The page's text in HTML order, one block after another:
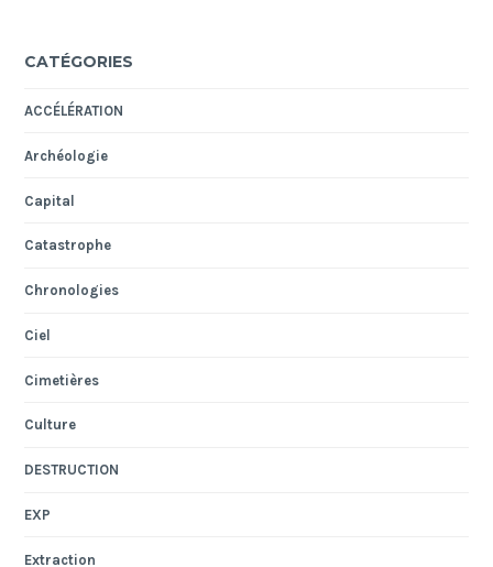
CATÉGORIES
ACCÉLÉRATION
Archéologie
Capital
Catastrophe
Chronologies
Ciel
Cimetières
Culture
DESTRUCTION
EXP
Extraction